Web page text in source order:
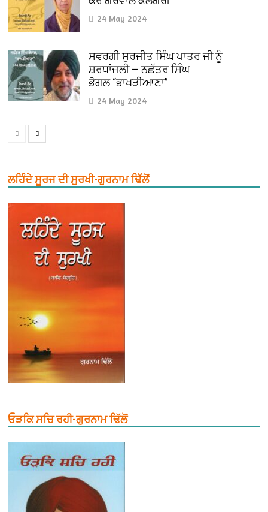
24 May 2024
ਸਵਰਗੀ ਸੁਰਜੀਤ ਸਿੰਘ ਪਾਤਰ ਜੀ ਨੂੰ
ਸ਼ਰਧਾਂਜਲੀ — ਨਛੱਤਰ ਸਿੰਘ
ਭੋਗਲ “ਭਾਖੜੀਆਣਾ”
24 May 2024
ਲਹਿੰਦੇ ਸੂਰਜ ਦੀ ਸੁਰਖੀ-ਗੁਰਨਾਮ ਢਿੱਲੋਂ
ਓੜਕਿ ਸਚਿ ਰਹੀ-ਗੁਰਨਾਮ ਢਿੱਲੋਂ